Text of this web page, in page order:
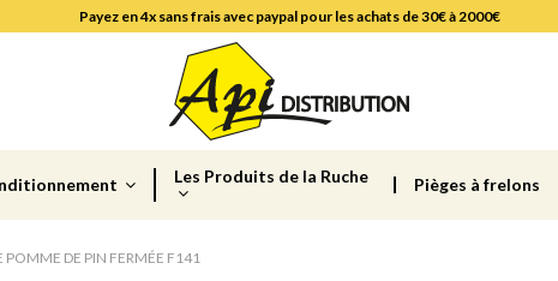
Payez en 4x sans frais avec paypal pour les achats de 30€ à 2000€
Les Produits de la Ruche Pièges à frelons
DE PIN FERMÉE F141